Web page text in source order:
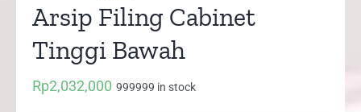
Arsip Filing Cabinet
Tinggi Bawah
Rp2,032,000 999999 in stock